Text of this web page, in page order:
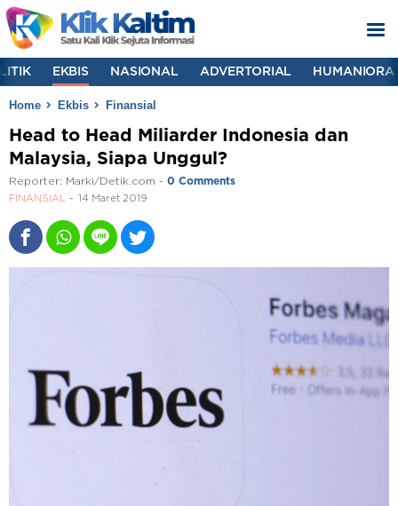
EKBIS NASIONAL ADVERTORIAL HUMANIORA
Home Ekbis Finansial
Head to Head Miliarder Indonesia dan
Malaysia, Siapa Unggul?
Reporter: Marki/Detik.com - 0 Comments
FINANSIAL 14 Maret 2019